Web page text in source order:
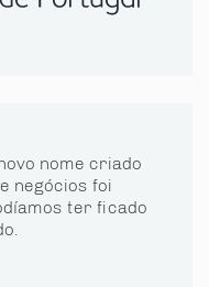
nome criado
negócios foi
ter ficado